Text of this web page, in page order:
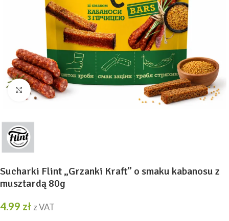
Kliknij, aby powiększyć
Sucharki Flint „Grzanki Kraft” o smaku kabanosu z
musztardą 80g
4.99 zł z VAT